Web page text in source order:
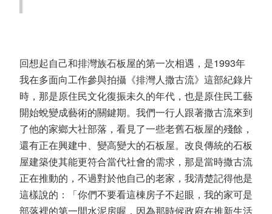
回想起自己和排灣族石板屋的第一次相遇，是1993年
我在多面向工作參與拍攝《排灣人撒古流》這部紀錄片
時，那是原住民文化復振未久的年代，也是原住民工藝
開始蛻變成藝術的關鍵期。我們一行人跟著撒古流來到
了他的家鄉大社部落，看見了一些老舊石板屋的殘餘，
還有正在興建中、變高變大的石板屋。改良傳統的石板
屋建築使其能更符合當代社會的需求，那是當時撒古流
正在推動的，不過對於他自己的老家，我清楚記得他是
這樣說的：「你們不要看這棟房子不起眼，我的家可是
部落裡的第一間水泥房喔，因為那時候政府在推新生活